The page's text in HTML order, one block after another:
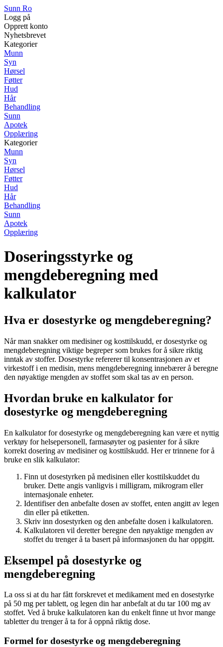
Sunn Ro
Logg på
Opprett konto
Nyhetsbrevet
Kategorier
Munn
Syn
Hørsel
Føtter
Hud
Hår
Behandling
Sunn
Apotek
Opplæring
Kategorier
Munn
Syn
Hørsel
Føtter
Hud
Hår
Behandling
Sunn
Apotek
Opplæring
Doseringsstyrke og
mengdeberegning med
kalkulator
Hva er dosestyrke og mengdeberegning?
Når man snakker om medisiner og kosttilskudd, er dosestyrke og
mengdeberegning viktige begreper som brukes for å sikre riktig
inntak av stoffer. Dosestyrke refererer til konsentrasjonen av et
virkestoff i en medisin, mens mengdeberegning innebærer å beregne
den nøyaktige mengden av stoffet som skal tas av en person.
Hvordan bruke en kalkulator for
dosestyrke og mengdeberegning
En kalkulator for dosestyrke og mengdeberegning kan være et nyttig
verktøy for helsepersonell, farmasøyter og pasienter for å sikre
korrekt dosering av medisiner og kosttilskudd. Her er trinnene for å
bruke en slik kalkulator:
Finn ut dosestyrken på medisinen eller kosttilskuddet du
bruker. Dette angis vanligvis i milligram, mikrogram eller
internasjonale enheter.
Identifiser den anbefalte dosen av stoffet, enten angitt av legen
din eller på etiketten.
Skriv inn dosestyrken og den anbefalte dosen i kalkulatoren.
Kalkulatoren vil deretter beregne den nøyaktige mengden av
stoffet du trenger å ta basert på informasjonen du har oppgitt.
Eksempel på dosestyrke og
mengdeberegning
La oss si at du har fått forskrevet et medikament med en dosestyrke
på 50 mg per tablett, og legen din har anbefalt at du tar 100 mg av
stoffet. Ved å bruke kalkulatoren kan du enkelt finne ut hvor mange
tabletter du trenger å ta for å oppnå riktig dose.
Formel for dosestyrke og mengdeberegning